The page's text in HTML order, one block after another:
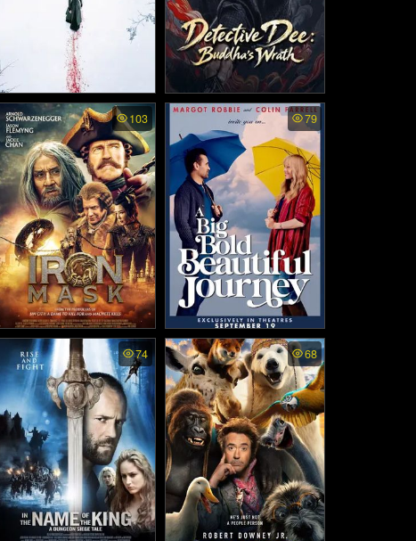
Penny Dreadful ss2 พากย์
ไทย - เรื่องเล่าเขย่าขวัญ ภ
าค2 (2015)
Detective Dee Buddha’s
Wrath - ตี๋เหรินเจี๋ย เจดีย์สู่ส
วรรค์ (2026)
103
Journey to China The Mys
tery of Iron Mask - อภินิหา
รมังกรฟัดโลก (2019)
79
A Big Bold Beautiful Journ
ey - ขับตรงไปเล็กน้อยบนถ
นนแห่งรัก (2025)
74 68